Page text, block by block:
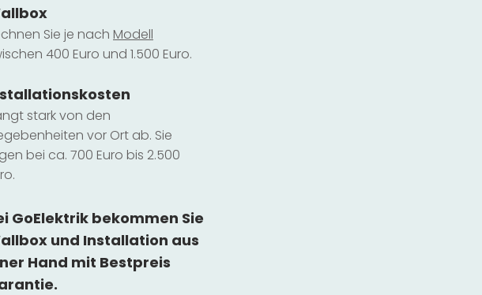
Sie je nach Modell
400 Euro und 1.500 Euro.
nskosten
stark von den
vor Ort ab. Sie
bei ca. 700 Euro bis 2.500
GoElektrik bekommen Sie
und Installation aus
Hand mit Bestpreis